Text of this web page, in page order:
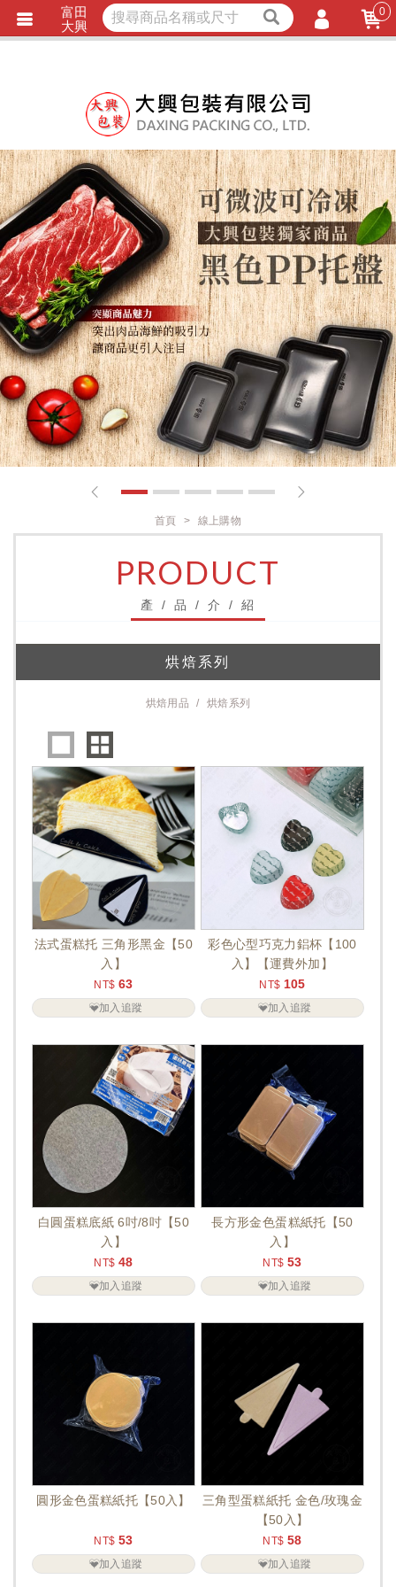
立即詢價 LINE詢問
1 2 3 4 5
首頁 線上購物
PRODUCT
產 / 品 / 介 / 紹
烘焙系列
烘焙用品 烘焙系列
法式蛋糕托 三角形黑金【50
入】
NT$ 63
加入追蹤
彩色心型巧克力鋁杯【100
入】【運費外加】
NT$ 105
加入追蹤
白圓蛋糕底紙 6吋/8吋【50
入】
NT$ 48
加入追蹤
長方形金色蛋糕紙托【50
入】
NT$ 53
加入追蹤
圓形金色蛋糕紙托【50入】
NT$ 53
加入追蹤
三角型蛋糕紙托 金色/玫瑰金
【50入】
NT$ 58
加入追蹤
富田
大興
0
會員註冊
忘記密碼
訂單查詢
TRACK LISTING追 / 蹤 / 清 / 單
匯款通知
獨家商品 耐熱內襯